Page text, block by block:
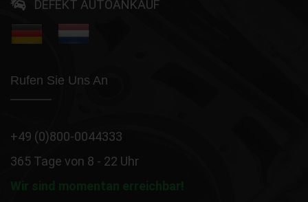
DEFEKT AUTOANKAUF
Rufen Sie Uns An
+49 (0)800-0044333
365 Tage von 8 - 22 Uhr
Wir sind momentan erreichbar!